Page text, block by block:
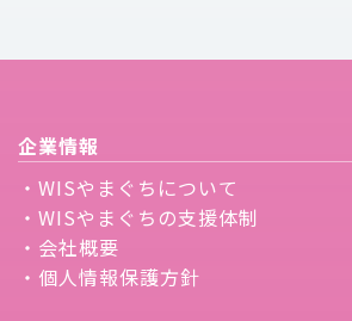
企業情報
・WISやまぐちについて
・WISやまぐちの支援体制
・会社概要
・個人情報保護方針